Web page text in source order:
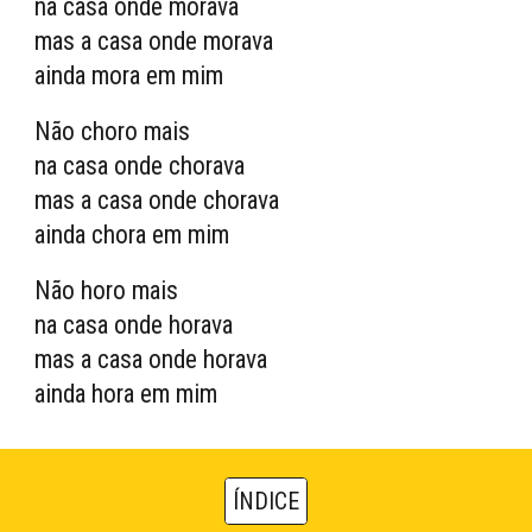
na casa onde morava
mas a casa onde morava
ainda mora em mim
Não choro mais
na casa onde chorava
mas a casa onde chorava
ainda chora em mim
Não horo mais
na casa onde horava
mas a casa onde horava
ainda hora em mim
ÍNDICE